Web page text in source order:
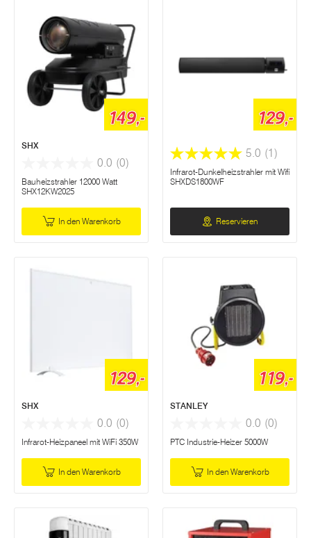
149,-
SHX
0.0 (0)
Bauheizstrahler 12000 Watt
SHX12KW2025
In den Warenkorb
129,-
5.0 (1)
Infrarot-Dunkelheizstrahler mit Wifi
SHXDS1800WF
Reservieren
129,-
SHX
0.0 (0)
Infrarot-Heizpaneel mit WiFi 350W
In den Warenkorb
119,-
STANLEY
0.0 (0)
PTC Industrie-Heizer 5000W
In den Warenkorb